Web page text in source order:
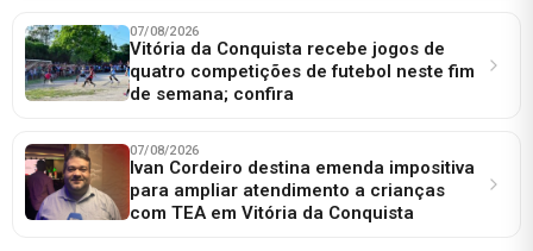
07/08/2026
Vitória da Conquista recebe jogos de
quatro competições de futebol neste fim
de semana; confira
07/08/2026
Ivan Cordeiro destina emenda impositiva
para ampliar atendimento a crianças
com TEA em Vitória da Conquista